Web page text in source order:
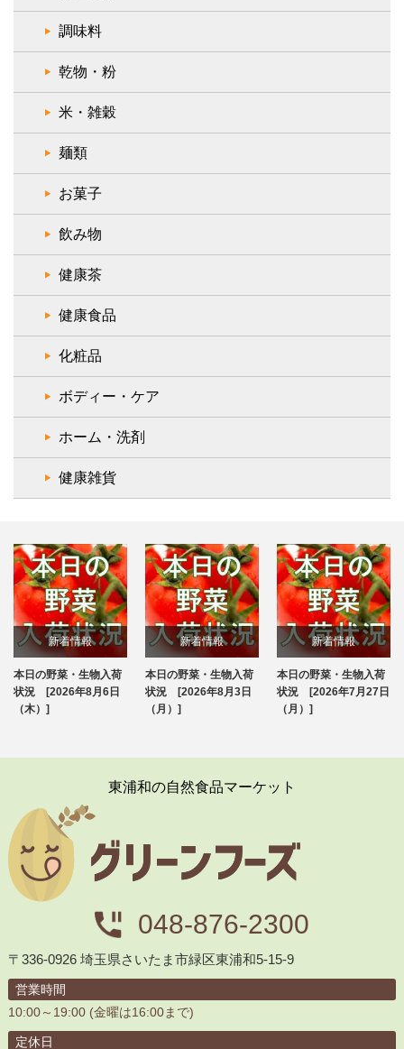
調味料
乾物・粉
米・雑穀
麺類
お菓子
飲み物
健康茶
健康食品
化粧品
ボディー・ケア
ホーム・洗剤
健康雑貨
新着情報
ブログ
本日の野菜・生物入荷
状況 [2026年8月6日
（木）]
新着情報
ブログ
本日の野菜・生物入荷
状況 [2026年8月3日
（月）]
新着情報
ブログ
本日の野菜・生物入荷
状況 [2026年7月27日
（月）]
東浦和の自然食品マーケット
048-876-2300
〒336-0926 埼玉県さいたま市緑区東浦和5-15-9
営業時間
10:00～19:00 (金曜は16:00まで)
定休日